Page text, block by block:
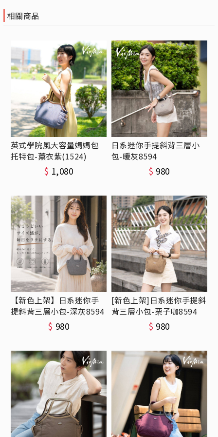
相關商品
英式學院風大容量媽媽包
托特包-薰衣紫(1524)
$ 1,080
日系迷你手提斜背三層小
包-暖灰8594
$ 980
【新色上架】日系迷你手
提斜背三層小包-深灰8594
$ 980
[新色上架]日系迷你手提斜
背三層小包-栗子咖8594
$ 980